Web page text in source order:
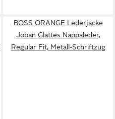
BOSS ORANGE Lederjacke
Joban Glattes Nappaleder,
Regular Fit, Metall-Schriftzug